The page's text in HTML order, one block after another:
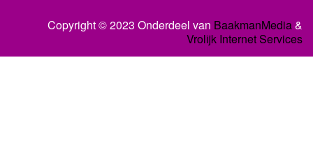
Copyright © 2023 Onderdeel van BaakmanMedia&
Vrolijk Internet Services